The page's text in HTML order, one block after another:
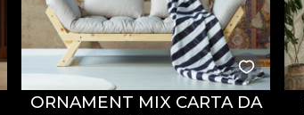
ORNAMENT MIX CARTA DA